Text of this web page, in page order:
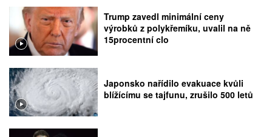
Trump zavedl minimální ceny
výrobků z polykřemíku, uvalil na ně
15procentní clo
Japonsko nařídilo evakuace kvůli
blížícímu se tajfunu, zrušilo 500 letů